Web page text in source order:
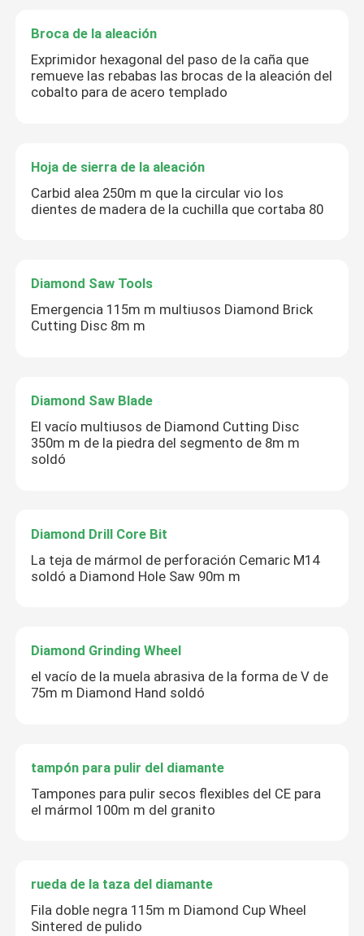
Broca de la aleación
Exprimidor hexagonal del paso de la caña que
remueve las rebabas las brocas de la aleación del
cobalto para de acero templado
Hoja de sierra de la aleación
Carbid alea 250m m que la circular vio los
dientes de madera de la cuchilla que cortaba 80
Diamond Saw Tools
Emergencia 115m m multiusos Diamond Brick
Cutting Disc 8m m
Diamond Saw Blade
El vacío multiusos de Diamond Cutting Disc
350m m de la piedra del segmento de 8m m
soldó
Diamond Drill Core Bit
La teja de mármol de perforación Cemaric M14
soldó a Diamond Hole Saw 90m m
Diamond Grinding Wheel
el vacío de la muela abrasiva de la forma de V de
75m m Diamond Hand soldó
tampón para pulir del diamante
Tampones para pulir secos flexibles del CE para
el mármol 100m m del granito
rueda de la taza del diamante
Fila doble negra 115m m Diamond Cup Wheel
Sintered de pulido